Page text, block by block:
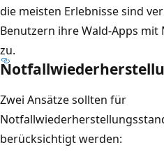
die meisten Erlebnisse sind
Benutzern ihre Wald-Apps
zu.
Zwei Ansätze sollten für
berücksichtigt werden: